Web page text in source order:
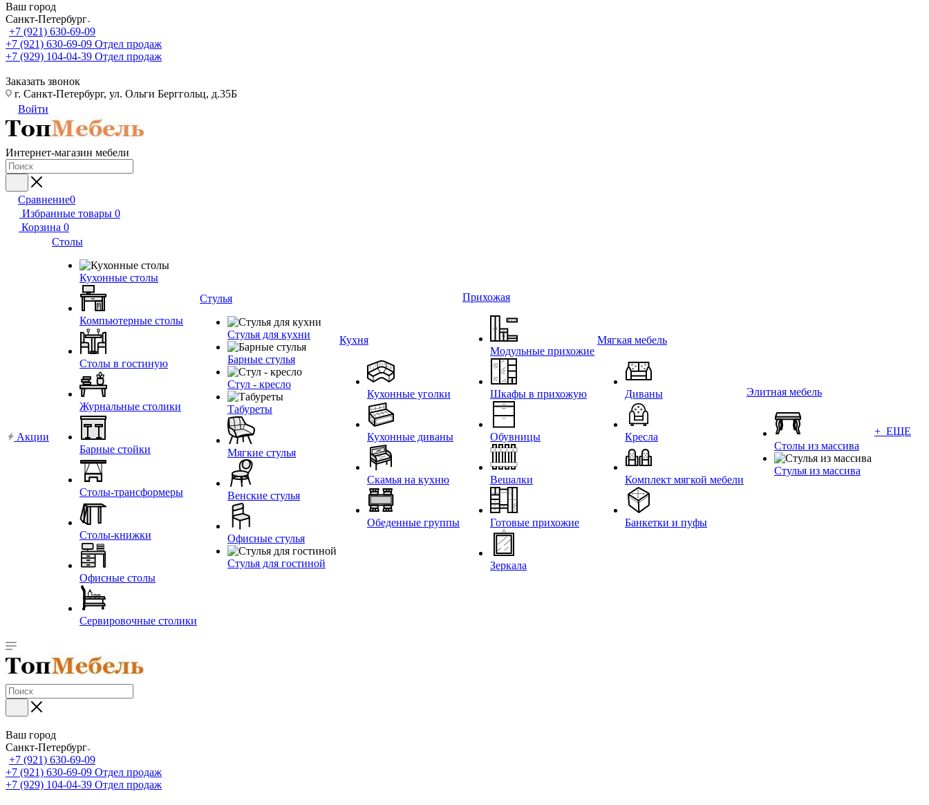
Ваш город
Санкт-Петербург
+7 (921) 630-69-09
+7 (921) 630-69-09 Отдел продаж
+7 (929) 104-04-39 Отдел продаж
Заказать звонок
г. Санкт-Петербург, ул. Ольги Берггольц, д.35Б
Войти
Интернет-магазин мебели
Сравнение0
Избранные товары 0
Корзина 0
Акции
Столы
Кухонные столы
Компьютерные столы
Столы в гостиную
Журнальные столики
Барные стойки
Столы-трансформеры
Столы-книжки
Офисные столы
Сервировочные столики
Стулья
Стулья для кухни
Барные стулья
Стул - кресло
Табуреты
Мягкие стулья
Венские стулья
Офисные стулья
Стулья для гостиной
Кухня
Кухонные уголки
Кухонные диваны
Скамья на кухню
Обеденные группы
Прихожая
Модульные прихожие
Шкафы в прихожую
Обувницы
Вешалки
Готовые прихожие
Зеркала
Мягкая мебель
Диваны
Кресла
Комплект мягкой мебели
Банкетки и пуфы
Элитная мебель
Столы из массива
Стулья из массива
+ ЕЩЕ
Ваш город
Санкт-Петербург
+7 (921) 630-69-09
+7 (921) 630-69-09 Отдел продаж
+7 (929) 104-04-39 Отдел продаж